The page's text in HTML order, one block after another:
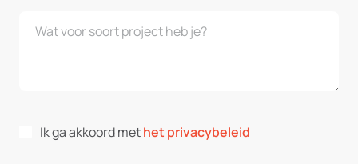
Ik ga akkoord methet privacybeleid